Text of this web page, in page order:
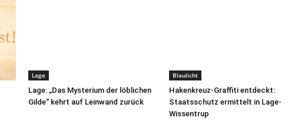
Lage
Lage: „Das Mysterium der löblichen
Gilde“ kehrt auf Leinwand zurück
Blaulicht
Hakenkreuz-Graffiti entdeckt:
Staatsschutz ermittelt in Lage-
Wissentrup